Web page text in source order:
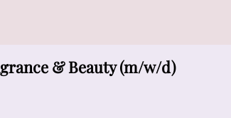
& Beauty (m/w/d)